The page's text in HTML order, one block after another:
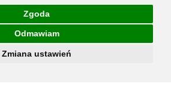
Zgoda
Odmawiam
Zmiana ustawień